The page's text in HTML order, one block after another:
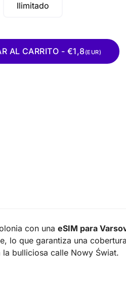
Ilimitado
AL CARRITO - €1,8(EUR)
con una eSIM para
lo que garantiza una
bulliciosa calle Nowy Świat.